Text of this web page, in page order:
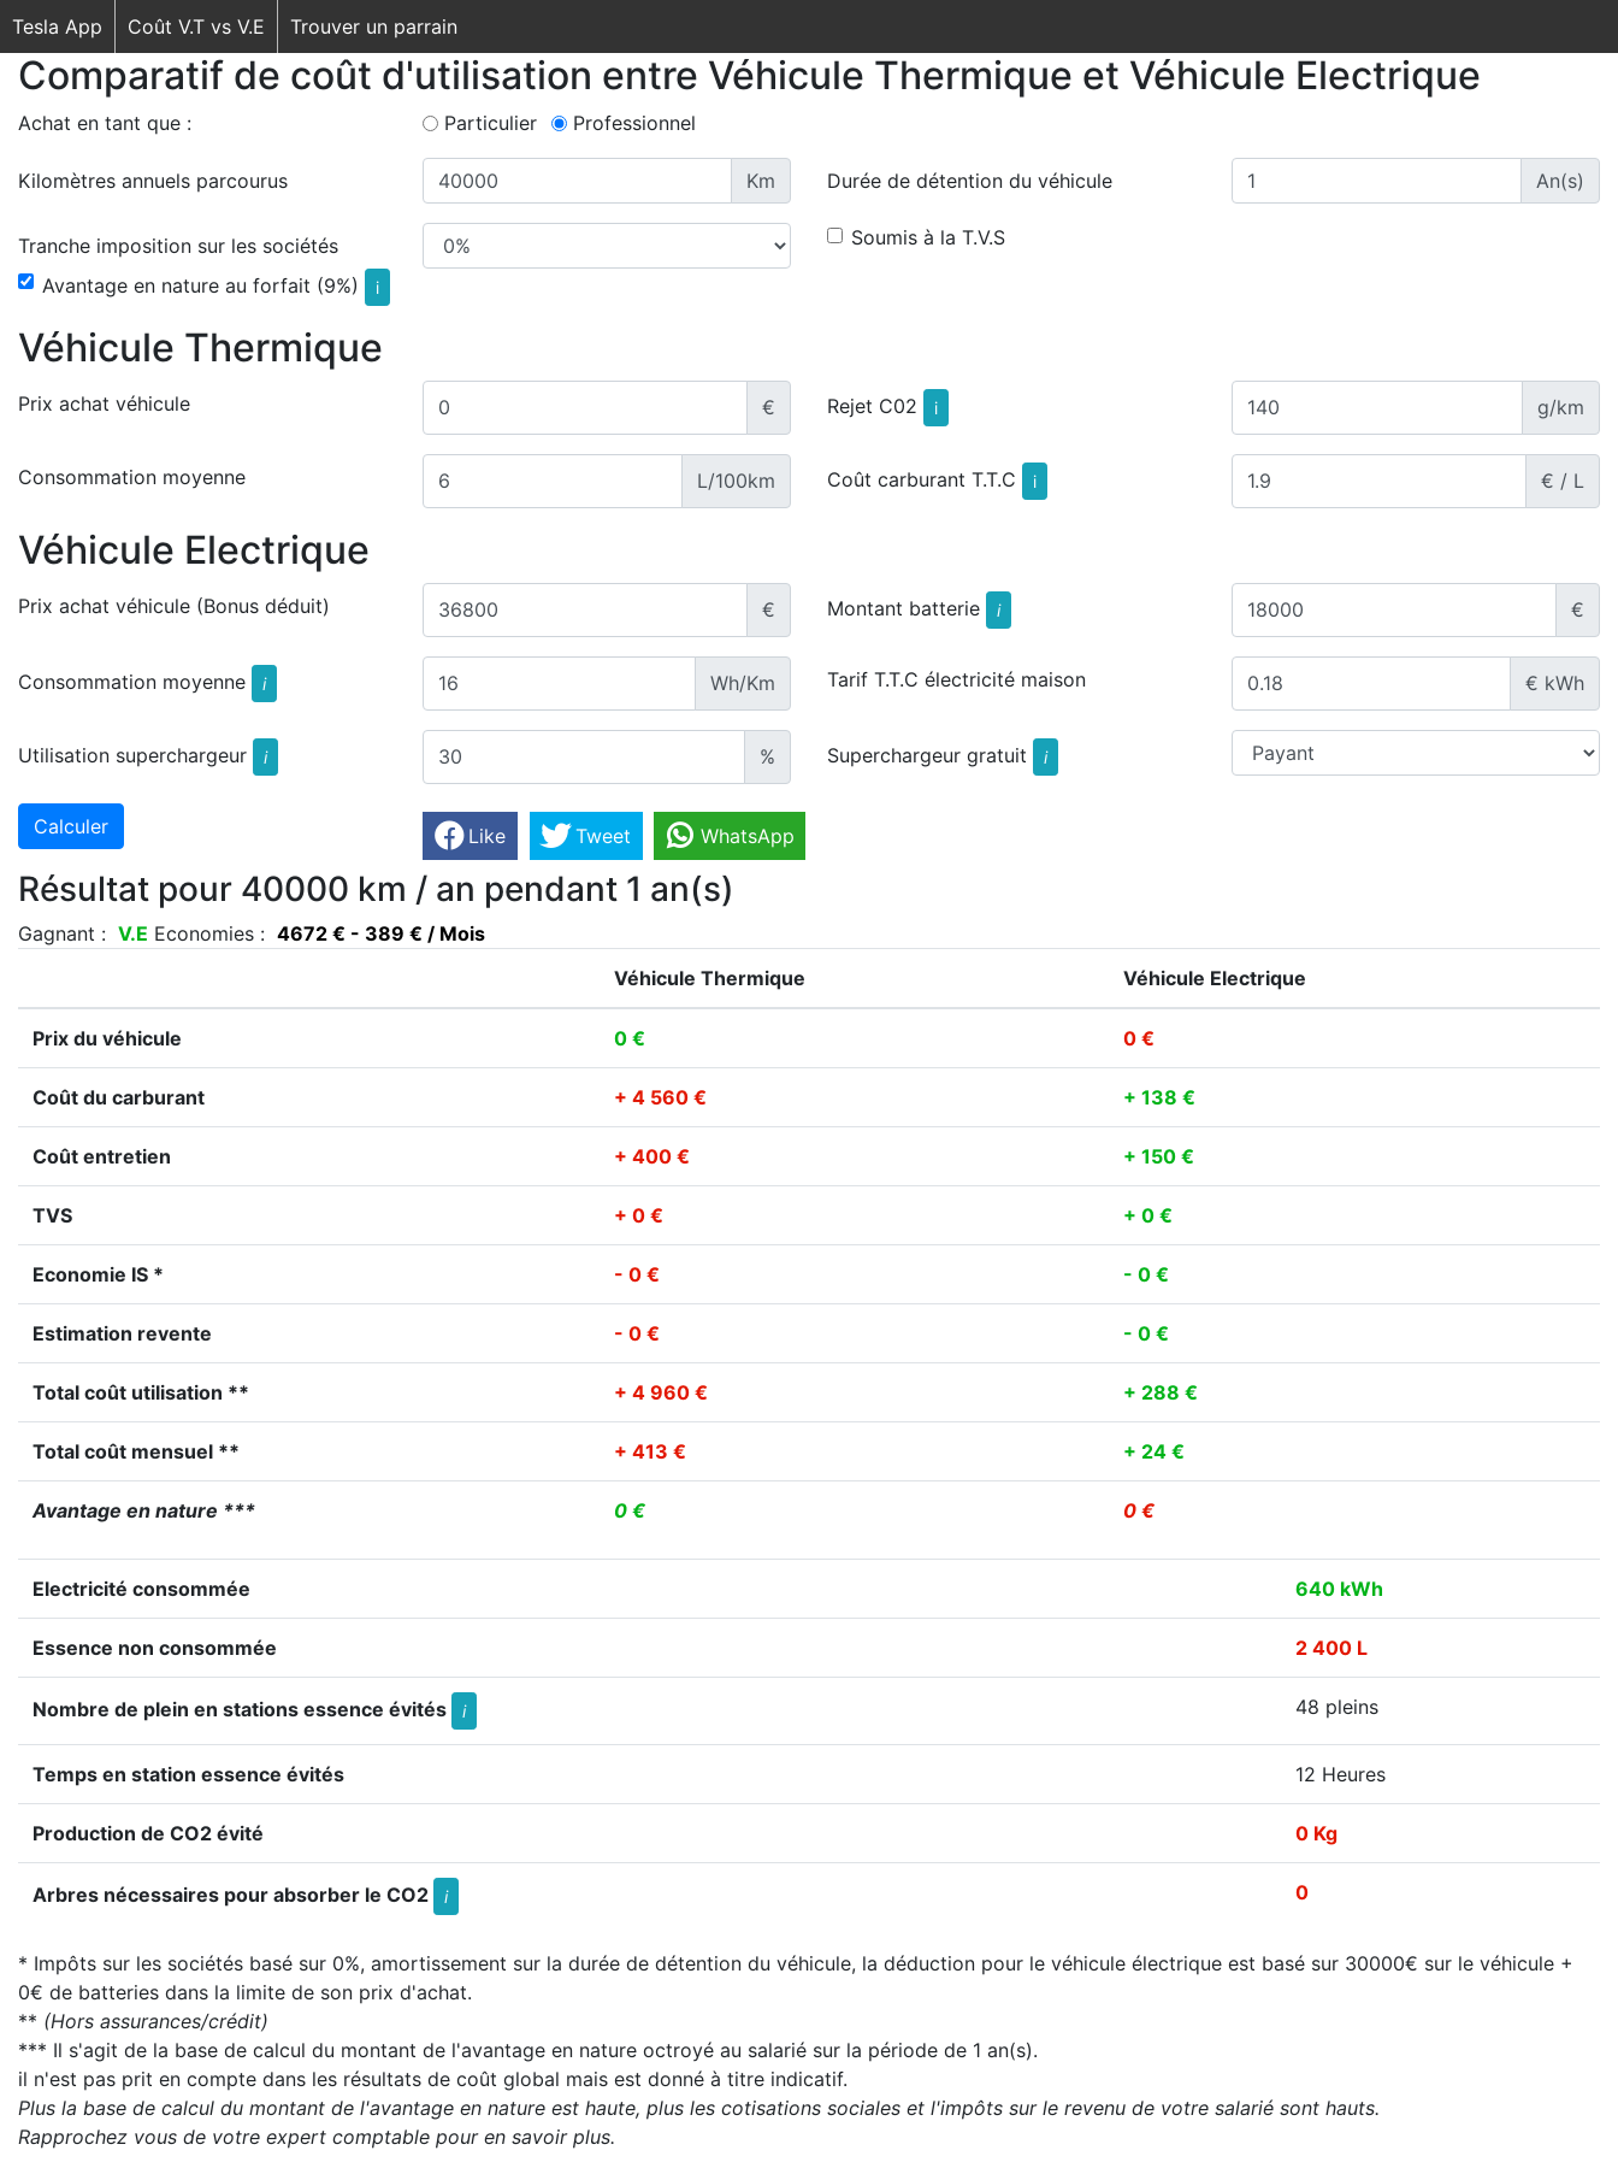
Tesla App Coût V.T vs V.E Trouver un parrain
Comparatif de coût d'utilisation entre Véhicule Thermique et Véhicule Electrique
Achat en tant que : Particulier Professionnel
Kilomètres annuels parcourus Km Durée de détention du véhicule An(s)
Tranche imposition sur les sociétés
Soumis à la T.V.S
Avantage en nature au forfait (9%)
i
Véhicule Thermique
Prix achat véhicule € Rejet C02 i g/km
Consommation moyenne L/100km Coût carburant T.T.C i € / L
Véhicule Electrique
Prix achat véhicule (Bonus déduit) € Montant batterie i €
Consommation moyenne i Wh/Km Tarif T.T.C électricité maison € kWh
Utilisation superchargeur i % Superchargeur gratuit i
Like Tweet WhatsApp
Résultat pour 40000 km / an pendant 1 an(s)
Gagnant : V.E Economies : 4672 € - 389 € / Mois
Véhicule Thermique
Véhicule Electrique
Prix du véhicule 0 € 0 €
Coût du carburant + 4 560 € + 138 €
Coût entretien + 400 € + 150 €
TVS + 0 € + 0 €
Economie IS * - 0 € - 0 €
Estimation revente - 0 € - 0 €
Total coût utilisation ** + 4 960 € + 288 €
Total coût mensuel ** + 413 € + 24 €
Avantage en nature *** 0 € 0 €
Electricité consommée 640 kWh
Essence non consommée 2 400 L
Nombre de plein en stations essence évités i 48 pleins
Temps en station essence évités 12 Heures
Production de CO2 évité 0 Kg
Arbres nécessaires pour absorber le CO2 i 0
* Impôts sur les sociétés basé sur 0%, amortissement sur la durée de détention du véhicule, la déduction pour le véhicule électrique est basé sur 30000€ sur le véhicule +
0€ de batteries dans la limite de son prix d'achat.
** (Hors assurances/crédit)
*** Il s'agit de la base de calcul du montant de l'avantage en nature octroyé au salarié sur la période de 1 an(s).
il n'est pas prit en compte dans les résultats de coût global mais est donné à titre indicatif.
Plus la base de calcul du montant de l'avantage en nature est haute, plus les cotisations sociales et l'impôts sur le revenu de votre salarié sont hauts.
Rapprochez vous de votre expert comptable pour en savoir plus.